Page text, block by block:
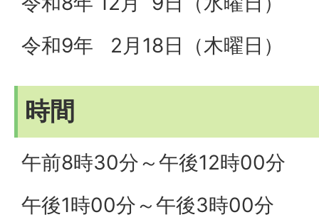
令和9年 2月18日（木曜日）
時間
午前8時30分～午後12時00分
午後1時00分～午後3時00分